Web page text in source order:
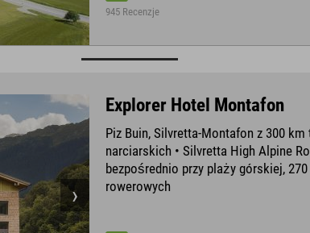
945 Recenzje
Explorer Hotel Montafon
Piz Buin, Silvretta-Montafon z 300 km
narciarskich • Silvretta High Alpine
bezpośrednio przy plaży górskiej,
rowerowych